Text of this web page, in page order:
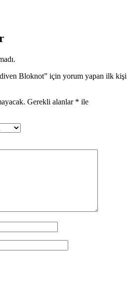
Bloknot” için yorum yapan ilk kişi
Gerekli alanlar * ile